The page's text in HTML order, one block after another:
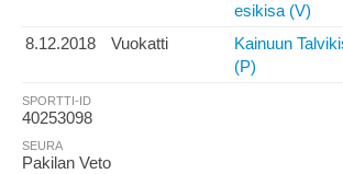
esikisa (V)
8.12.2018 Vuokatti
Kainuun
(P)
SPORTTI-ID
40253098
SEURA
Pakilan Veto